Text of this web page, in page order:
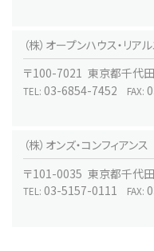
（株）オープンハウス・リア
〒100-7021 東京都千代
TEL: 03-6854-7452 FAX:
（株）オンズ・コンフィアンス
〒101-0035 東京都千代
TEL: 03-5157-0111 FAX: